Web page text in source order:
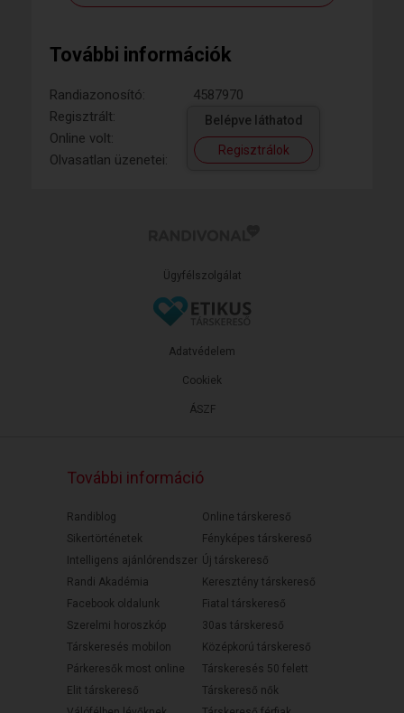
További információk
Randiazonosító:
4587970
Regisztrált:
Online volt:
Olvasatlan üzenetei:
Belépve láthatod
Regisztrálok
Ügyfélszolgálat
ÁSZF
Adatvédelem
Cookiek
További információ
Randiblog
Sikertörténetek
Intelligens ajánlórendszer
Randi Akadémia
Facebook oldalunk
Szerelmi horoszkóp
Társkeresés mobilon
Párkeresők most online
Elit társkereső
Online társkereső
Fényképes társkereső
Új társkereső
Keresztény társkereső
Fiatal társkereső
30as társkereső
Középkorú társkereső
Társkeresés 50 felett
Társkereső nők